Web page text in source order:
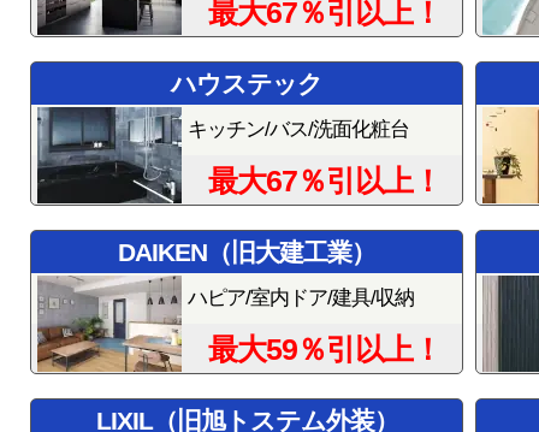
最大67％引以上！
ハウステック
キッチン/バス/洗面化粧台
最大67％引以上！
DAIKEN（旧大建工業）
ハピア/室内ドア/建具/収納
最大59％引以上！
LIXIL（旧旭トステム外装）